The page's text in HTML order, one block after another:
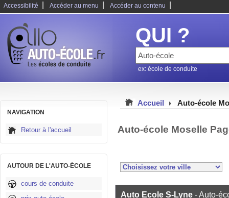
Accessibilité Accéder au menu Accéder au contenu
QUI ?
ex: école de conduite
NAVIGATION
Retour à l'accueil
AUTOUR DE L'AUTO-ÉCOLE
cours de conduite
Accueil Auto-école
Auto-école Moselle
Auto Ecole S-Lyne - Auto-